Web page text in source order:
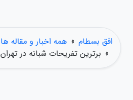
افق بسطام » همه اخبار و مقاله ها
» برترین تفریحات شبانه در تهران